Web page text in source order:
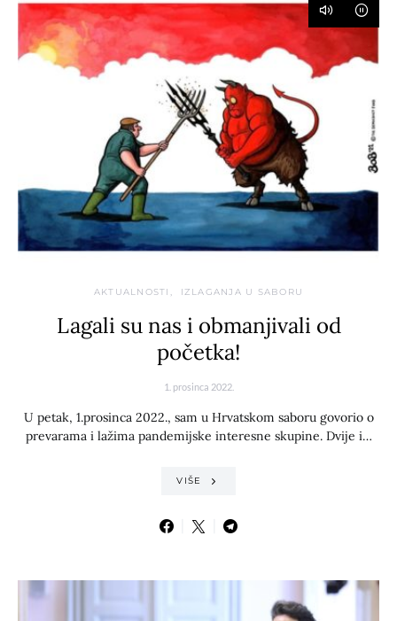
AKTUALNOSTI IZLAGANJA U SABORU
Lagali su nas i obmanjivali od
početka!
1. prosinca 2022.
U petak, 1.prosinca 2022., sam u Hrvatskom saboru govorio o
prevarama i lažima pandemijske interesne skupine. Dvije i…
VIŠE